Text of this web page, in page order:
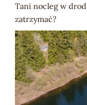
Tani nocleg w
zatrzymać?